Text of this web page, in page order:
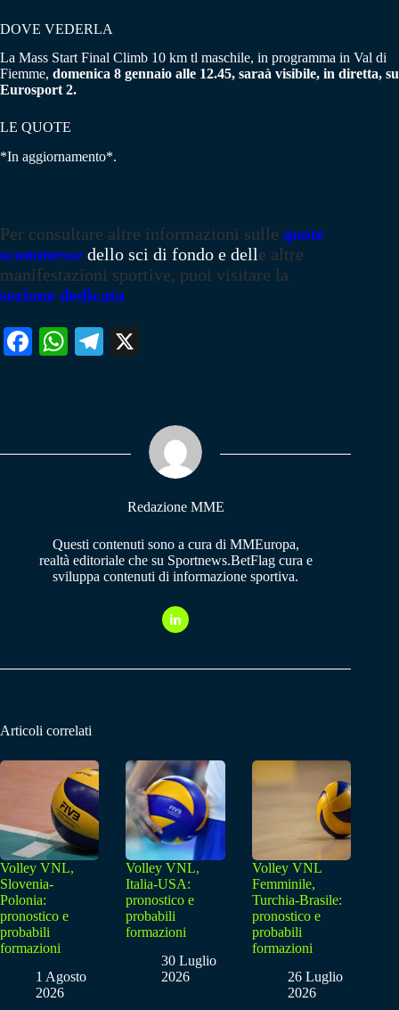
DOVE VEDERLA
La Mass Start Final Climb 10 km tl maschile, in programma in Val di
Fiemme, domenica 8 gennaio alle 12.45, saraà visibile, in diretta, su
Eurosport 2.
LE QUOTE
*In aggiornamento*.
Per consultare altre informazioni sulle quote
scommesse dello sci di fondo e delle altre
manifestazioni sportive, puoi visitare la
sezione dedicata
Fa W
pp
Te
m
Redazione MME
Questi contenuti sono a cura di MMEuropa,
realtà editoriale che su Sportnews.BetFlag cura e
sviluppa contenuti di informazione sportiva.
Articoli correlati
Volley VNL,
Slovenia-
Polonia:
pronostico e
probabili
formazioni
1 Agosto
2026
Volley VNL,
Italia-USA:
pronostico e
probabili
formazioni
30 Luglio
2026
Volley VNL
Femminile,
Turchia-Brasile:
pronostico e
probabili
formazioni
26 Luglio
2026